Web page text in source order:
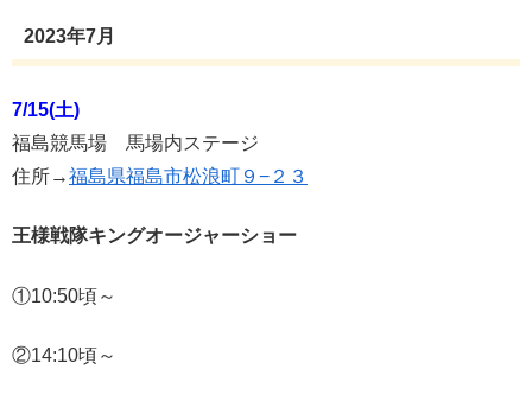
2023年7月
7/15(土)
福島競馬場 馬場内ステージ
住所→福島県福島市松浪町９−２３
王様戦隊キングオージャーショー
①10:50頃～
②14:10頃～